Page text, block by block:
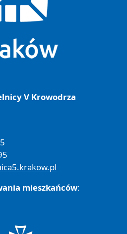
V Krowodrza
mieszkańców: